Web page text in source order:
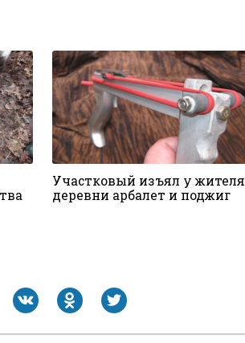
Участковый изъял у жителя
деревни арбалет и поджиг